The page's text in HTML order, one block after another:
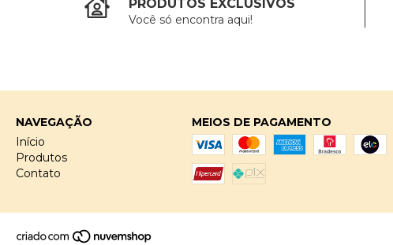
PRODUTOS EXCLUSIVOS
Você só encontra aqui!
NAVEGAÇÃO
Início
Produtos
Contato
MEIOS DE PAGAMENTO